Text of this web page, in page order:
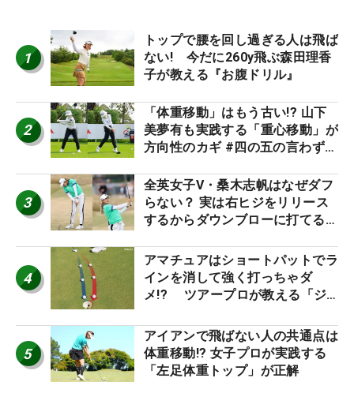
1
トップで腰を回し過ぎる人は飛ば
ない! 今だに260y飛ぶ森田理香
子が教える『お腹ドリル』
2
「体重移動」はもう古い!? 山下
美夢有も実践する「重心移動」が
方向性のカギ #四の五の言わず振
3
全英女子V・桑木志帆はなぜダフ
らない？ 実は右ヒジをリリース
するからダウンブローに打てる #
4
アマチュアはショートパットでラ
インを消して強く打っちゃダ
メ!? ツアープロが教える「ジ
減するワケ
5
アイアンで飛ばない人の共通点は
体重移動!? 女子プロが実践する
「左足体重トップ」が正解